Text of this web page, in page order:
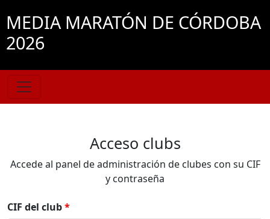
MEDIA MARATÓN DE CÓRDOBA
2026
Acceso clubs
Accede al panel de administración de clubes con su CIF
y contraseña
CIF del club